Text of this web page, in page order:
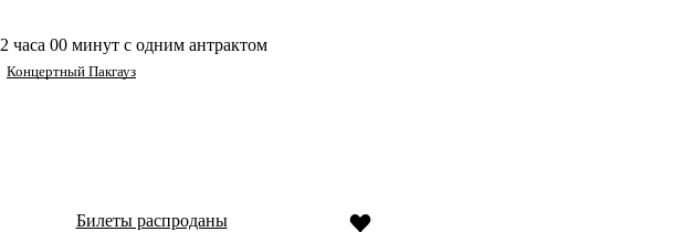
2 часа 00 минут с одним антрактом
Концертный Пакгауз
Билеты распроданы